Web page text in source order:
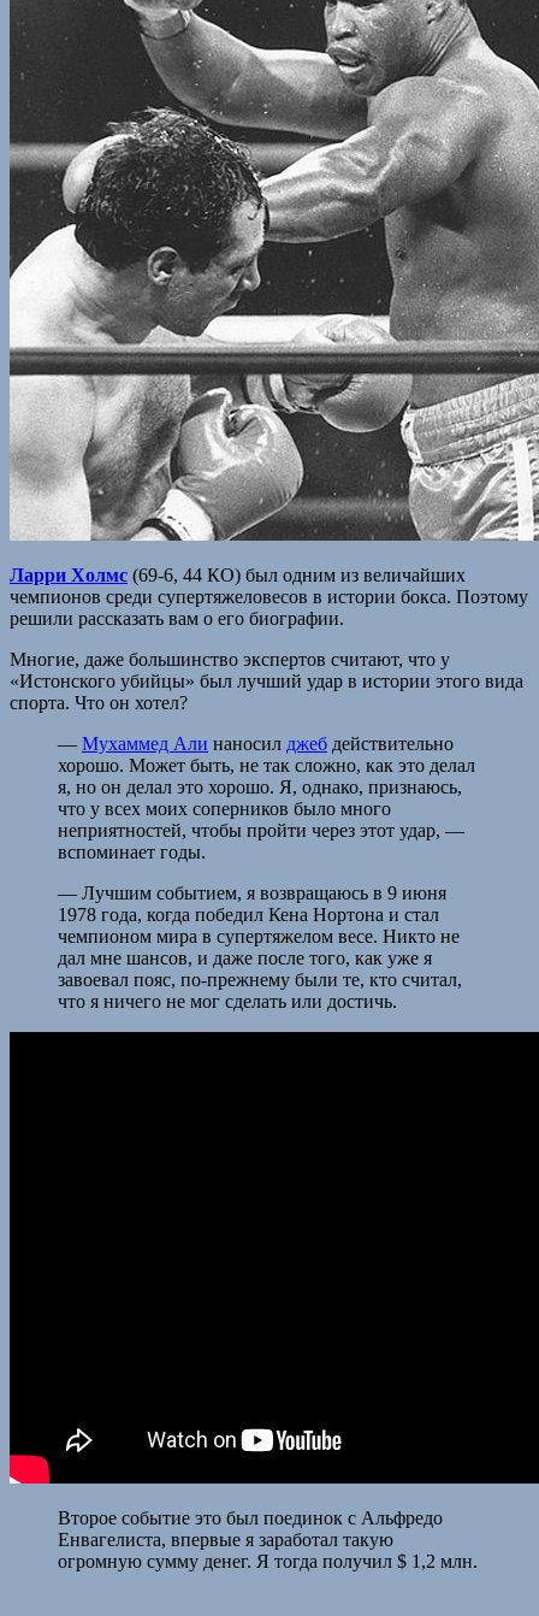
Ларри Холмс (69-6, 44 КО) был одним из величайших
чемпионов среди супертяжеловесов в истории бокса. Поэтому
решили рассказать вам о его биографии.
Многие, даже большинство экспертов считают, что у
«Истонского убийцы» был лучший удар в истории этого вида
спорта. Что он хотел?
— Мухаммед Али наносил джеб действительно
хорошо. Может быть, не так сложно, как это делал
я, но он делал это хорошо. Я, однако, признаюсь,
что у всех моих соперников было много
неприятностей, чтобы пройти через этот удар, —
вспоминает годы.
— Лучшим событием, я возвращаюсь в 9 июня
1978 года, когда победил Кена Нортона и стал
чемпионом мира в супертяжелом весе. Никто не
дал мне шансов, и даже после того, как уже я
завоевал пояс, по-прежнему были те, кто считал,
что я ничего не мог сделать или достичь.
Второе событие это был поединок с Альфредо
Енвагелиста, впервые я заработал такую
огромную сумму денег. Я тогда получил $ 1,2 млн.